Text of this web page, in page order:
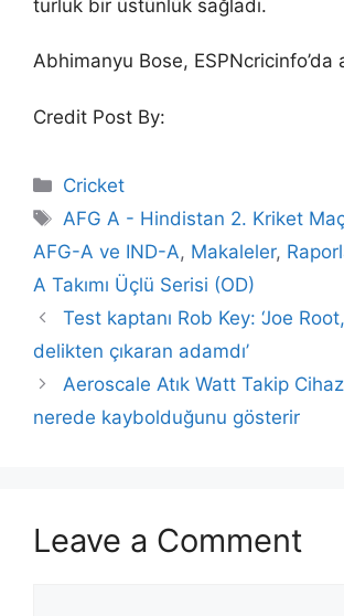
turluk bir üstünlük sağladı.
Abhimanyu Bose,
Credit Post By:
Categories
Cricket
Tags
AFG A - Hindistan 2. Kriket
AFG-A ve IND-A, Makaleler,
A Takımı Üçlü Serisi (OD)
Test kaptanı Rob Key: ‘Joe
delikten çıkaran adamdı’
Aeroscale Atık Watt Takip
nerede kaybolduğunu gösterir
Leave a Comment